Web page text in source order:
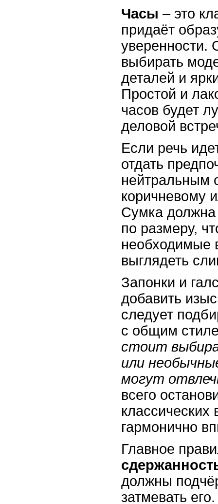
Часы – это
придаёт
уверенности.
выбирать
деталей и
Простой и
часов будет
деловой
Если речь
отдать
нейтральным
коричневому
Сумка должна
по размеру,
необходимые
выглядеть
Запонки и
добавить
следует
с общим
стоит
или
могут
всего
классических
гармонично
Главное
должны
затмевать